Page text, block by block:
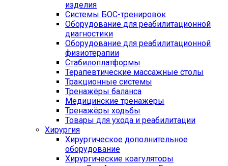
изделия
Системы БОС-тренировок
Оборудование для реабилитационной
диагностики
Оборудование для реабилитационной
физиотерапии
Стабилоплатформы
Терапевтические массажные столы
Тракционные системы
Тренажёры баланса
Медицинские тренажёры
Тренажёры ходьбы
Товары для ухода и реабилитации
Хирургия
Хирургическое дополнительное
оборудование
Хирургические коагуляторы